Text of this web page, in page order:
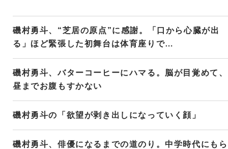
磯村勇斗、“芝居の原点”に感謝。「口から心臓が出
る」ほど緊張した初舞台は体育座りで…
磯村勇斗、バターコーヒーにハマる。脳が目覚めて、
昼までお腹もすかない
磯村勇斗の「欲望が剥き出しになっていく顔」
磯村勇斗、俳優になるまでの道のり。中学時代にもら